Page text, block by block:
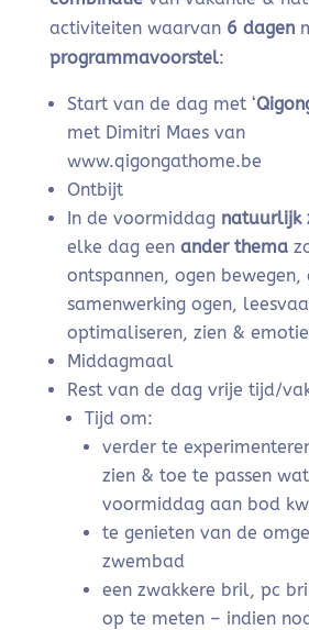
activiteiten waarvan 6 dagen
programmavoorstel:
Start van de dag met ‘
met Dimitri Maes van
www.qigongathome.be
Ontbijt
In de voormiddag natuurlijk
elke dag een ander thema
ontspannen, ogen bewegen,
samenwerking ogen,
optimaliseren, zien &
Middagmaal
Rest van de dag vrije tijd/
Tijd om:
verder te
zien & toe te passen
voormiddag aan bod
te genieten van de
zwembad
een zwakkere bril, pc
op te meten – indien